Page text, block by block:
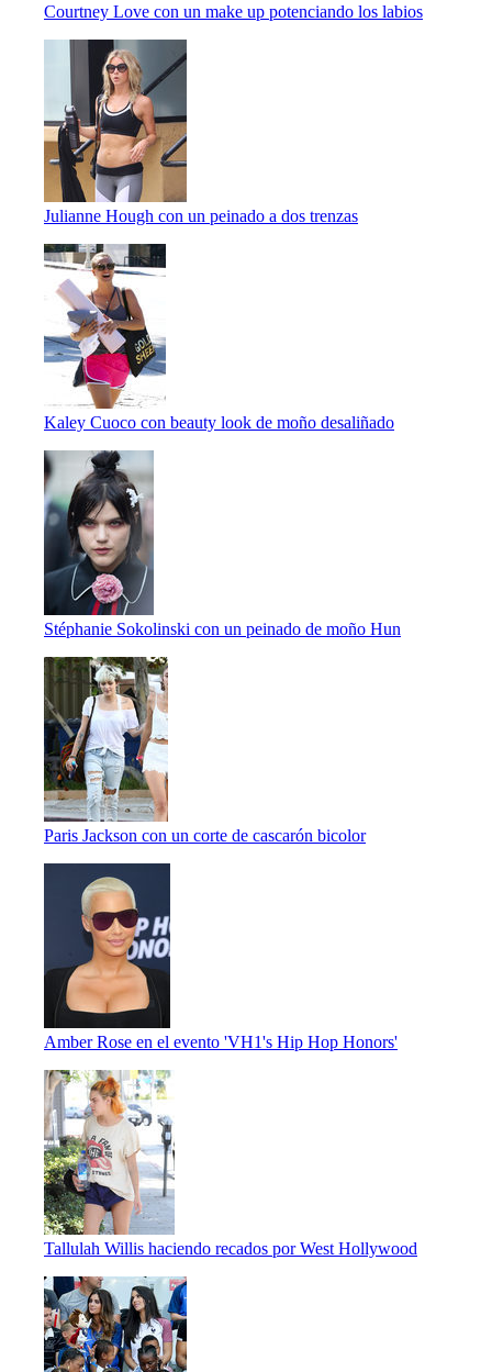
Courtney Love con un make up potenciando los labios
Julianne Hough con un peinado a dos trenzas
Kaley Cuoco con beauty look de moño desaliñado
Stéphanie Sokolinski con un peinado de moño Hun
Paris Jackson con un corte de cascarón bicolor
Amber Rose en el evento 'VH1's Hip Hop Honors'
Tallulah Willis haciendo recados por West Hollywood